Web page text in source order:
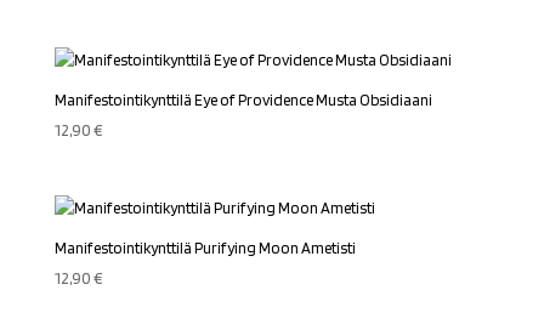
Manifestointikynttilä Eye of Providence Musta Obsidiaani
12,90€
Manifestointikynttilä Purifying Moon Ametisti
12,90€